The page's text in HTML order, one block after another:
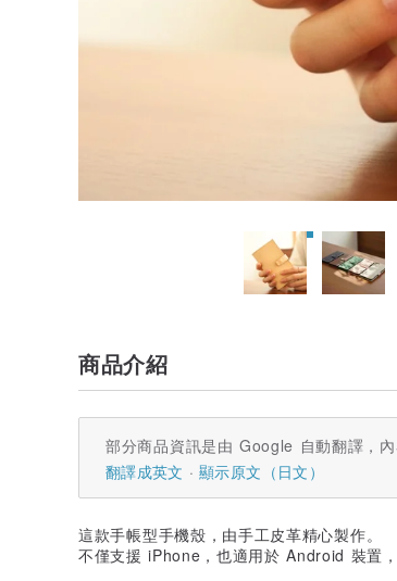
商品介紹
部分商品資訊是由 Google 自動翻譯，內
翻譯成英文
顯示原文（日文）
這款手帳型手機殼，由手工皮革精心製作。
不僅支援 iPhone，也適用於 Android 裝置